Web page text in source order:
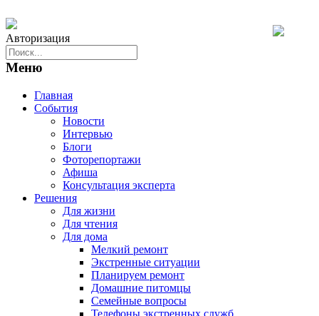
Авторизация
Меню
Главная
События
Новости
Интервью
Блоги
Фоторепортажи
Афиша
Консультация эксперта
Решения
Для жизни
Для чтения
Для дома
Мелкий ремонт
Экстренные ситуации
Планируем ремонт
Домашние питомцы
Семейные вопросы
Телефоны экстренных служб